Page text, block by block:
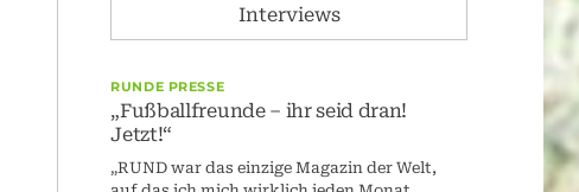
Interviews
RUNDE PRESSE
„Fußballfreunde – ihr seid dran!
Jetzt!“
„RUND war das einzige Magazin der Welt,